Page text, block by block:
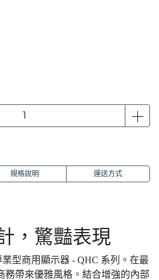
規格說明 運送方式
，驚豔表現
業型商用顯示器 - QHC 系列。在最
務帶來優雅風格。結合增強的內部